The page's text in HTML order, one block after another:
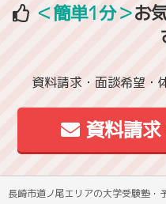
＜簡単1分＞お
資料請求・面談希望・
資料請求
長崎市道ノ尾エリアの大学受験塾・